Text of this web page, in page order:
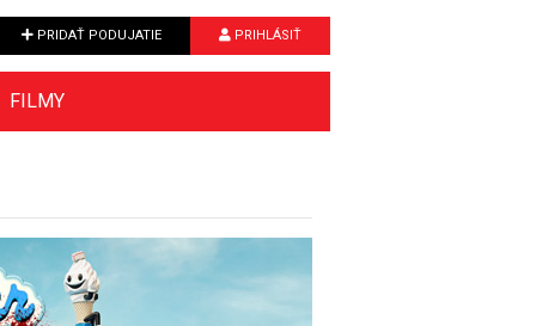
PRIDAŤ PODUJATIE PRIHLÁSIŤ
FILMY